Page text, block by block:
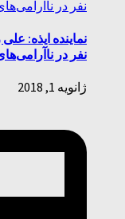
نماینده ایذه:
نفر در
ژانویه 1, 2018